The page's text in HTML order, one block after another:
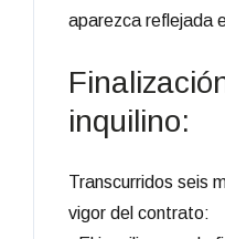
aparezca reflejada
inquilino:
Transcurridos seis
vigor del contrato: